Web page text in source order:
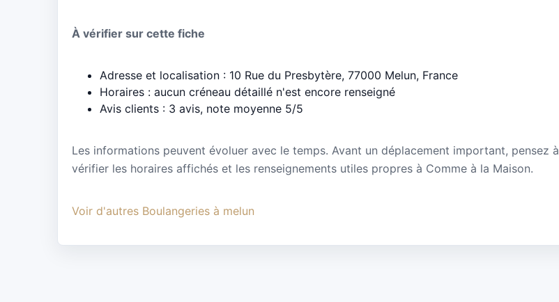
À vérifier sur cette fiche
Adresse et localisation : 10 Rue du Presbytère, 77000 Melun, France
Horaires : aucun créneau détaillé n'est encore renseigné
Avis clients : 3 avis, note moyenne 5/5
Les informations peuvent évoluer avec le temps. Avant un déplacement important, pensez à
vérifier les horaires affichés et les renseignements utiles propres à Comme à la Maison.
Voir d'autres Boulangeries à melun